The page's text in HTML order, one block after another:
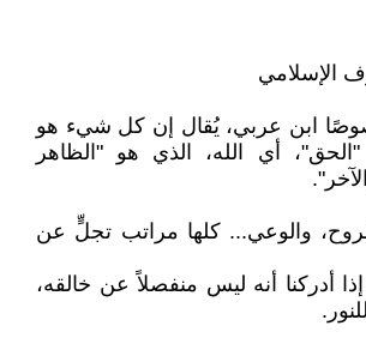
ابن عربي، يُقال إن كل شيء هو
أي الله، الذي هو "الظاهر
والوعي... كلها مراتب تجلٍّ عن
إذا أدركنا أنه ليس منفصلاً عن خالقه،